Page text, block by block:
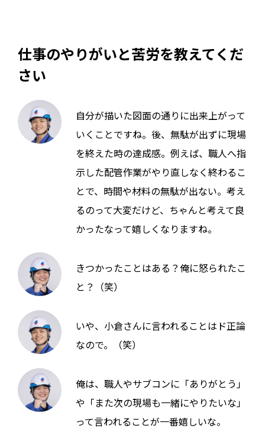
仕事のやりがいと苦労を教えてくだ
さい
自分が描いた図面の通りに出来上がって
いくことですね。後、無駄が出ずに現場
を終えた時の達成感。例えば、職人へ指
示した配管作業がやり直しなく終わるこ
とで、時間や材料の無駄が出ない。考え
るのって大変だけど、ちゃんと考えて良
かったなって嬉しくなりますね。
きつかったことはある？俺に怒られたこ
と？（笑）
いや、小倉さんに言われることはド正論
なので。（笑）
俺は、職人やサブコンに「ありがとう」
や「また次の現場も一緒にやりたいな」
って言われることが一番嬉しいな。